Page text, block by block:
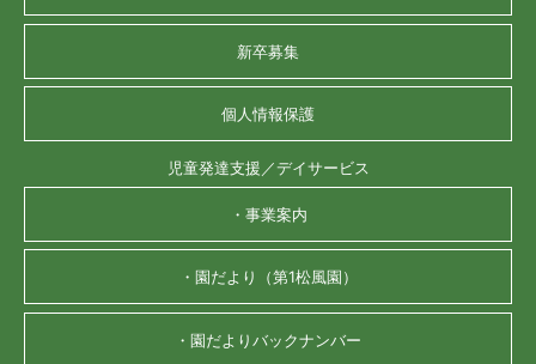
新卒募集
個人情報保護
児童発達支援／デイサービス
・事業案内
・園だより（第1松風園）
・園だよりバックナンバー